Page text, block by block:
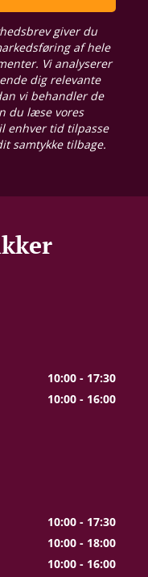
giver du
af hele
Vi analyserer
dig relevante
vi behandler de
du læse vores
enhver tid tilpasse
samtykke tilbage.
10:00 - 17:30
10:00 - 16:00
10:00 - 17:30
10:00 - 18:00
10:00 - 16:00